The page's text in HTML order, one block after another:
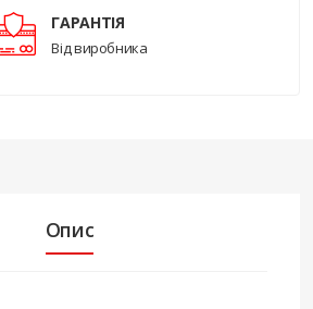
ГАРАНТІЯ
Від виробника
Опис